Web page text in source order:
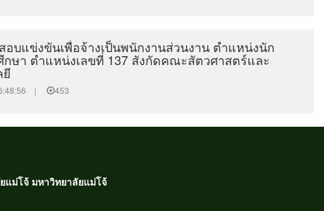
อบแข่งขันเพื่อจ้างเป็นพนักงานส่วนงาน ตำแหน่งนัก
กษา ตำแหน่งเลขที่ 137 สังกัดคณะสัตวศาสตร์และ
ยี
| 453
แม่โจ้ มหาวิทยาลัยแม่โจ้